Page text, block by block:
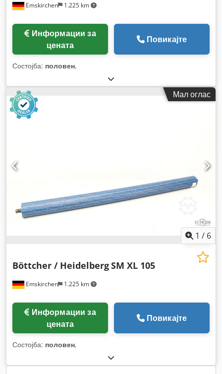
Emskirchen 1.225 km
цената
Повикајте
Состојба: половен,
Мал оглас
1 / 6
Emskirchen 1.225 km
Böttcher / HeidelbergSM XL 105
цената
Повикајте
Состојба: половен,